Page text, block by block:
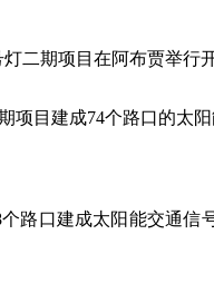
二期项目在阿布贾举行
目建成74个路口的太阳
路口建成太阳能交通信